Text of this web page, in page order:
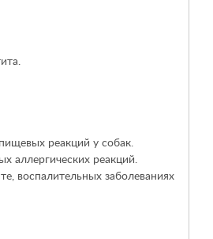
реакций у собак.
аллергических реакций.
воспалительных заболеваниях